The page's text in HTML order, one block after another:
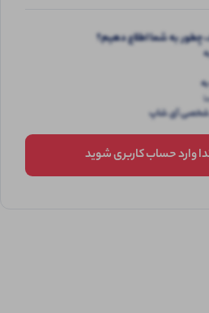
چطور به شما اطلاع دهیم؟
شخصی آی شاپ
وارد حساب کاربری شوید